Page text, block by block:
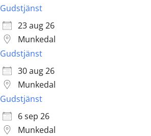
Gudstjänst
23 aug 26
Munkedal
Gudstjänst
30 aug 26
Munkedal
Gudstjänst
6 sep 26
Munkedal